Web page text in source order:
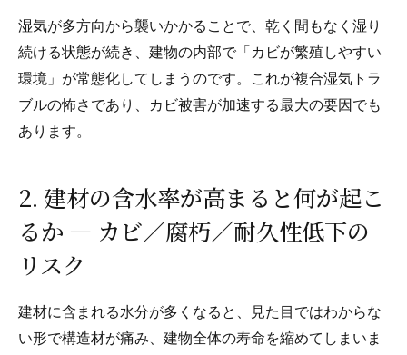
湿気が多方向から襲いかかることで、乾く間もなく湿り
続ける状態が続き、建物の内部で「カビが繁殖しやすい
環境」が常態化してしまうのです。これが複合湿気トラ
ブルの怖さであり、カビ被害が加速する最大の要因でも
あります。
2. 建材の含水率が高まると何が起こ
るか — カビ／腐朽／耐久性低下の
リスク
建材に含まれる水分が多くなると、見た目ではわからな
い形で構造材が痛み、建物全体の寿命を縮めてしまいま